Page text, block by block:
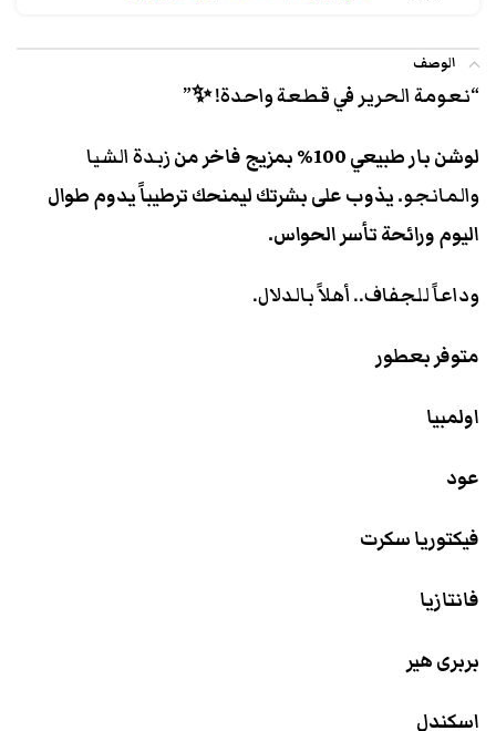
الوصف
“نعومة الحرير في قطعة واحدة! ✨”
لوشن بار طبيعي 100% بمزيج فاخر من
زبدة الشيا
والمانجو. يذوب على بشرتك ليمنحك ترطيباً يدوم طوال
اليوم ورائحة تأسر الحواس.
وداعاً للجفاف.. أهلاً بالدلال.
متوفر بعطور
اولمبيا
عود
فيكتوريا سكرت
فانتازيا
بربرى هير
اسكندل